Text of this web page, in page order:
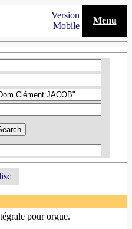
Version
Mobile
Menu
pour orgue.